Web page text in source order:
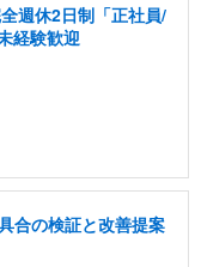
週休2日制「正社員/
経験歓迎
合の検証と改善提案